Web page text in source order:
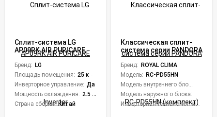
Сплит-система LG
AP09RK AIR PURICARE
Inverter
Бренд: LG
Площадь помещения: 25 кв. м.
Инверторное управление: Да
Мощность охлаждения: 2.5 кВт
Страна сборки: Китай
Классическая сплит-
система серии PANDORA
RC-PD55HN (комплект)
Бренд: ROYAL CLIMA
Модель: RC-PD55HN
Модель внутреннего блока:
Модель наружного блока:
Инверторная технология: нет